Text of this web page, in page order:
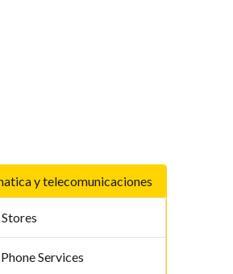
y telecomunicaciones
Services